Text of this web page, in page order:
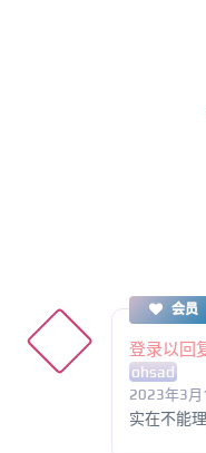
会员
登录以回
ohsad
2023年3
实在不能